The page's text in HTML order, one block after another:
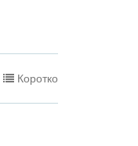
Коротко